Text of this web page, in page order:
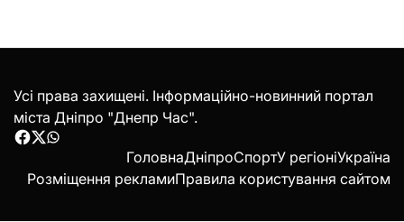
Усі права захищені. Інформаційно-новинний портал
міста Дніпро "Днепр Час".
Facebook
Twitter
WhatsApp
ГоловнаДніпроСпортУ регіоніУкраїна
Розміщення рекламиПравила користування сайтом